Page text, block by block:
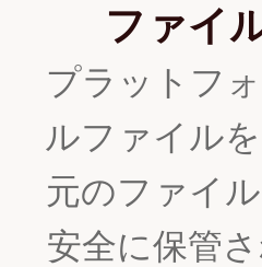
ファイ
プラットフ
ルファイル
元のファイ
安全に保管